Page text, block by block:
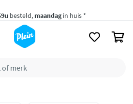
besteld,maandag
retourneren